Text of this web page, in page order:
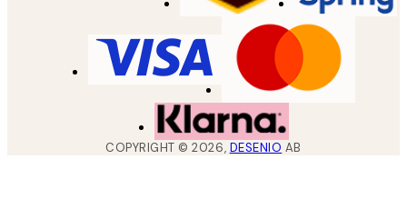
COPYRIGHT ©2026, DESENIO AB